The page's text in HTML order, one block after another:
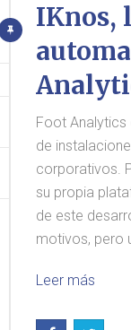
IKnos,
Foot Analytics
de
corporativos.
su propia
de este
motivos, pero
Leer más